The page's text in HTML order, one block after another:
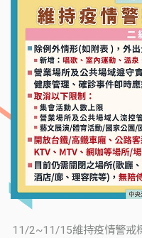
11/2~11/15維持疫情警戒